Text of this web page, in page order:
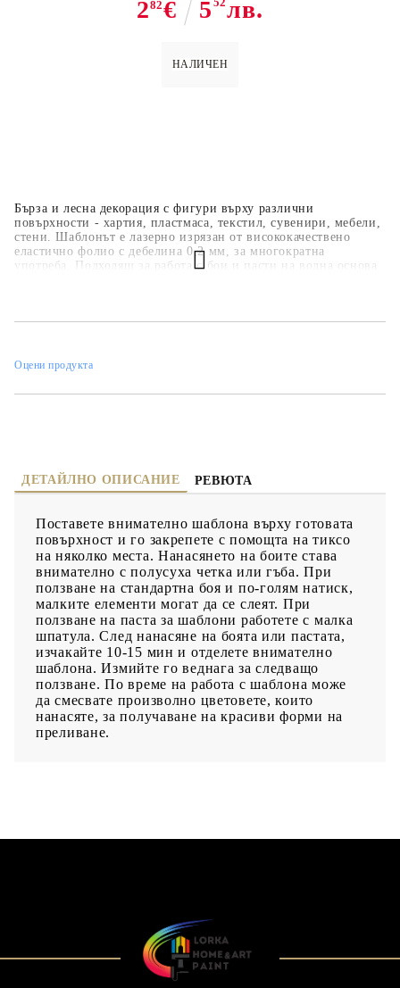
282€ 5 лв.
НАЛИЧЕН
Бърза и лесна декорация с фигури върху различни
повърхности - хартия, пластмаса, текстил, сувенири, мебели,
стени. Шаблонът е лазерно изрязан от висококачествено
еластично фолио с дебелина 0,2 мм, за многократна
употреба. Подходящ за работа с бои и пасти на водна основа
Оцени продукта
ДЕТАЙЛНО ОПИСАНИЕ РЕВЮТА
Поставете внимателно шаблона върху готовата
повърхност и го закрепете с помощта на тиксо
на няколко места. Нанасянето на боите става
внимателно с полусуха четка или гъба. При
ползване на стандартна боя и по-голям натиск,
малките елементи могат да се слеят. При
ползване на паста за шаблони работете с малка
шпатула. След нанасяне на боята или пастата,
изчакайте 10-15 мин и отделете внимателно
шаблона. Измийте го веднага за следващо
ползване. По време на работа с шаблона може
да смесвате произволно цветовете, които
нанасяте, за получаване на красиви форми на
преливане.